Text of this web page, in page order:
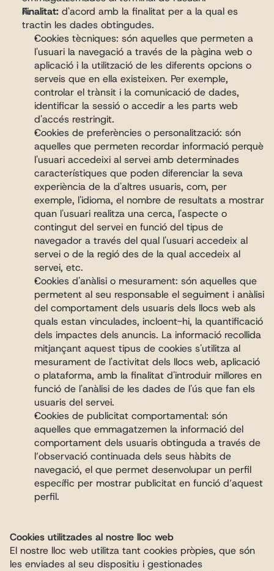
Finalitat: d'acord amb la finalitat per a la qual es
tractin les dades obtingudes.
Cookies tècniques: són aquelles que permeten a
l'usuari la navegació a través de la pàgina web o
aplicació i la utilització de les diferents opcions o
serveis que en ella existeixen. Per exemple,
controlar el trànsit i la comunicació de dades,
identificar la sessió o accedir a les parts web
d'accés restringit.
Cookies de preferències o personalització: són
aquelles que permeten recordar informació perquè
l'usuari accedeixi al servei amb determinades
característiques que poden diferenciar la seva
experiència de la d'altres usuaris, com, per
exemple, l'idioma, el nombre de resultats a mostrar
quan l'usuari realitza una cerca, l'aspecte o
contingut del servei en funció del tipus de
navegador a través del qual l'usuari accedeix al
servei o de la regió des de la qual accedeix al
servei, etc.
Cookies d'anàlisi o mesurament: són aquelles que
permetent al seu responsable el seguiment i anàlisi
del comportament dels usuaris dels llocs web als
quals estan vinculades, incloent-hi, la quantificació
dels impactes dels anuncis. La informació recollida
mitjançant aquest tipus de cookies s'utilitza al
mesurament de l'activitat dels llocs web, aplicació
o plataforma, amb la finalitat d'introduir millores en
funció de l'anàlisi de les dades de l'ús que fan els
usuaris del servei.
Cookies de publicitat comportamental: són
aquelles que emmagatzemen la informació del
comportament dels usuaris obtinguda a través de
l’observació continuada dels seus hàbits de
navegació, el que permet desenvolupar un perfil
específic per mostrar publicitat en funció d’aquest
perfil.
Cookies utilitzades al nostre lloc web
El nostre lloc web utilitza tant cookies pròpies, que són
les enviades al seu dispositiu i gestionades